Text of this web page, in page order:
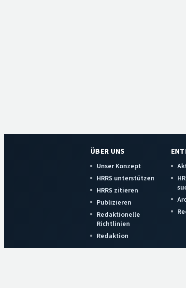
ÜBER UNS
Unser Konzept
HRRS unterstützen
HRRS zitieren
Publizieren
Redaktionelle
Richtlinien
Redaktion